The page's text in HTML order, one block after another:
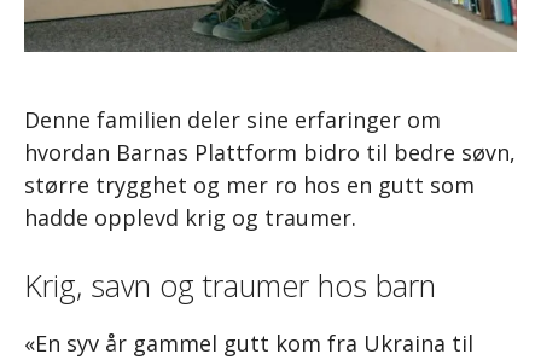
Denne familien deler sine erfaringer om
hvordan Barnas Plattform bidro til bedre søvn,
større trygghet og mer ro hos en gutt som
hadde opplevd krig og traumer.
Krig, savn og traumer hos barn
«En syv år gammel gutt kom fra Ukraina til